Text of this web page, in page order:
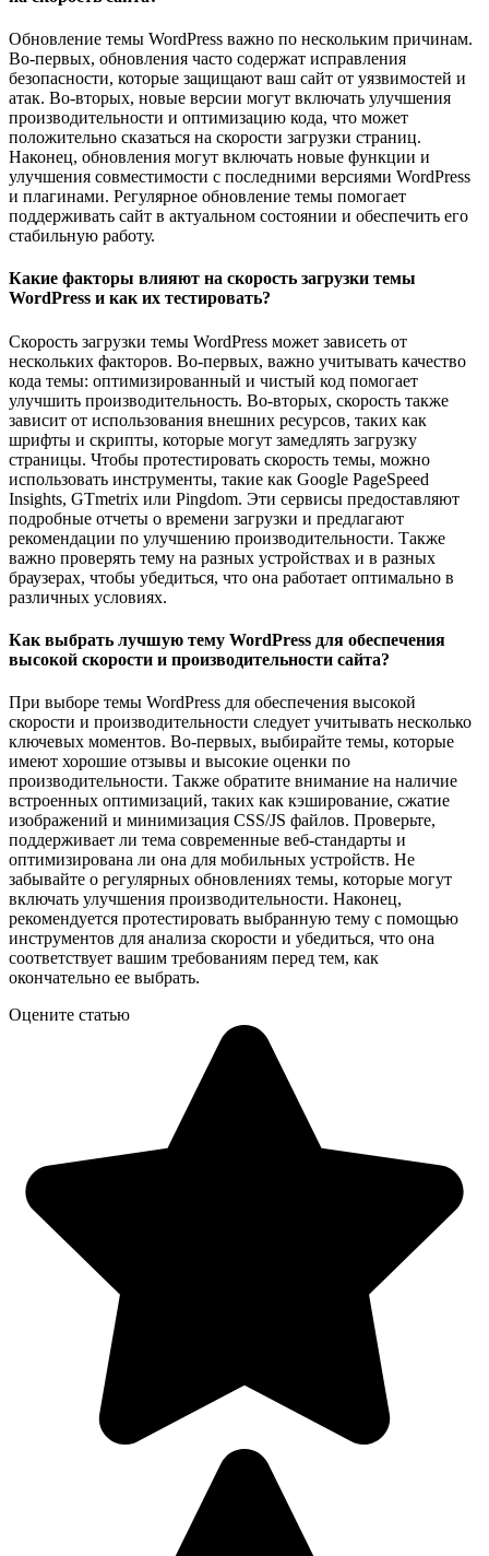
Обновление темы WordPress важно по нескольким причинам.
Во-первых, обновления часто содержат исправления
безопасности, которые защищают ваш сайт от уязвимостей и
атак. Во-вторых, новые версии могут включать улучшения
производительности и оптимизацию кода, что может
положительно сказаться на скорости загрузки страниц.
Наконец, обновления могут включать новые функции и
улучшения совместимости с последними версиями WordPress
и плагинами. Регулярное обновление темы помогает
поддерживать сайт в актуальном состоянии и обеспечить его
стабильную работу.
Какие факторы влияют на скорость загрузки темы
WordPress и как их тестировать?
Скорость загрузки темы WordPress может зависеть от
нескольких факторов. Во-первых, важно учитывать качество
кода темы: оптимизированный и чистый код помогает
улучшить производительность. Во-вторых, скорость также
зависит от использования внешних ресурсов, таких как
шрифты и скрипты, которые могут замедлять загрузку
страницы. Чтобы протестировать скорость темы, можно
использовать инструменты, такие как Google PageSpeed
Insights, GTmetrix или Pingdom. Эти сервисы предоставляют
подробные отчеты о времени загрузки и предлагают
рекомендации по улучшению производительности. Также
важно проверять тему на разных устройствах и в разных
браузерах, чтобы убедиться, что она работает оптимально в
различных условиях.
Как выбрать лучшую тему WordPress для обеспечения
высокой скорости и производительности сайта?
При выборе темы WordPress для обеспечения высокой
скорости и производительности следует учитывать несколько
ключевых моментов. Во-первых, выбирайте темы, которые
имеют хорошие отзывы и высокие оценки по
производительности. Также обратите внимание на наличие
встроенных оптимизаций, таких как кэширование, сжатие
изображений и минимизация CSS/JS файлов. Проверьте,
поддерживает ли тема современные веб-стандарты и
оптимизирована ли она для мобильных устройств. Не
забывайте о регулярных обновлениях темы, которые могут
включать улучшения производительности. Наконец,
рекомендуется протестировать выбранную тему с помощью
инструментов для анализа скорости и убедиться, что она
соответствует вашим требованиям перед тем, как
окончательно ее выбрать.
Оцените статью